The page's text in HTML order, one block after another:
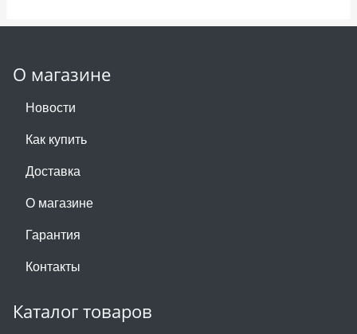
О магазине
Новости
Как купить
Доставка
О магазине
Гарантия
Контакты
Каталог товаров